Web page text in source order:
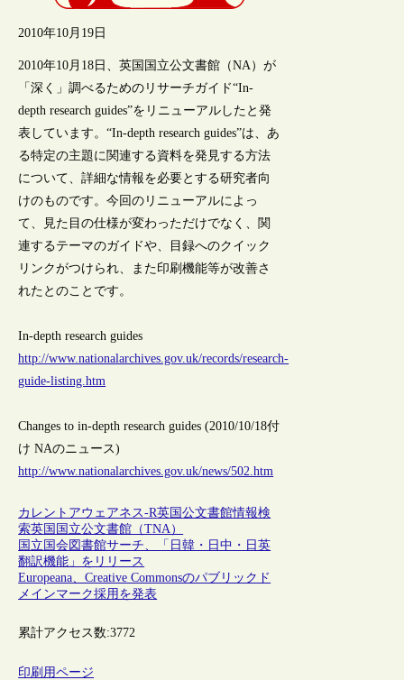
2010年10月19日
2010年10月18日、英国国立公文書館（NA）が
「深く」調べるためのリサーチガイド“In-
depth research guides”をリニューアルしたと発
表しています。“In-depth research guides”は、あ
る特定の主題に関連する資料を発見する方法
について、詳細な情報を必要とする研究者向
けのものです。今回のリニューアルによっ
て、見た目の仕様が変わっただけでなく、関
連するテーマのガイドや、目録へのクイック
リンクがつけられ、また印刷機能等が改善さ
れたとのことです。
In-depth research guides
http://www.nationalarchives.gov.uk/records/research-
guide-listing.htm
Changes to in-depth research guides (2010/10/18付
け NAのニュース)
http://www.nationalarchives.gov.uk/news/502.htm
カレントアウェアネス-R英国公文書館情報検
索英国国立公文書館（TNA）
国立国会図書館サーチ、「日韓・日中・日英
翻訳機能」をリリース
Europeana、Creative Commonsのパブリックド
メインマーク採用を発表
累計アクセス数:3772
印刷用ページ